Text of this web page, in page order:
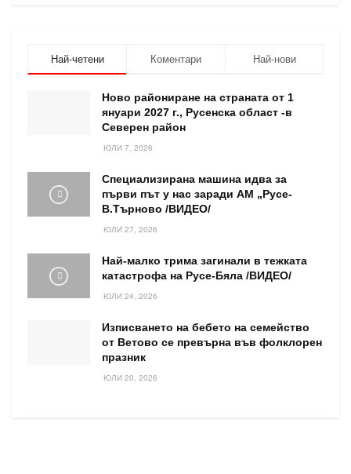
Най-четени Коментари Най-нови
Ново райониране на страната от 1
януари 2027 г., Русенска област -в
Северен район
ЮЛИ 7, 2026
Специализирана машина идва за
първи път у нас заради АМ „Русе-
В.Търново /ВИДЕО/
ЮЛИ 27, 2026
Най-малко трима загинали в тежката
катастрофа на Русе-Бяла /ВИДЕО/
ЮЛИ 24, 2026
Изписването на бебето на семейство
от Ветово се превърна във фолклорен
празник
ЮЛИ 20, 2026